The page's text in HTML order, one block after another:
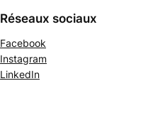
Réseaux sociaux
Facebook
Instagram
LinkedIn